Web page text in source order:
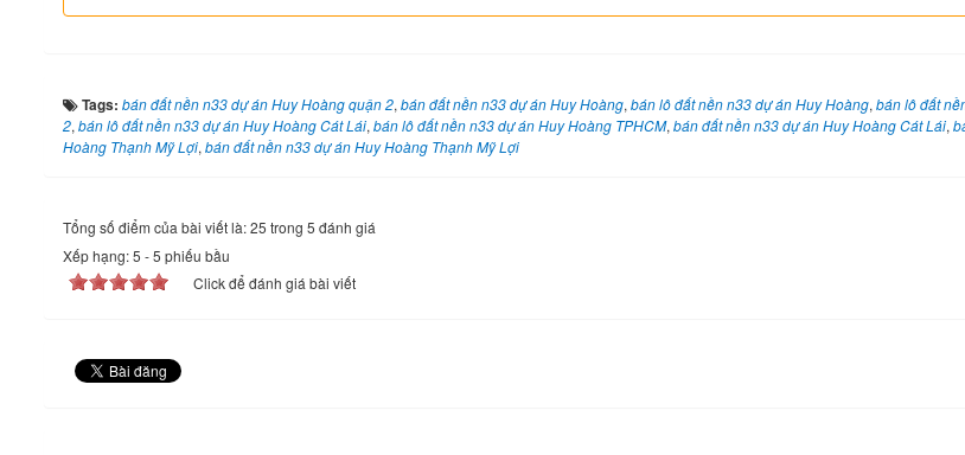
Tags: bán đất nền n33 dự án Huy Hoàng quận 2, bán đất nền n33 dự án Huy Hoàng, bán lô đất nền n33 dự án Huy Hoàng, bán lô đất
2, bán lô đất nền n33 dự án Huy Hoàng Cát Lái, bán lô đất nền n33 dự án Huy Hoàng TPHCM, bán đất nền n33 dự án Huy Hoàng Cát Lái,
Hoàng Thạnh Mỹ Lợi, bán đất nền n33 dự án Huy Hoàng Thạnh Mỹ Lợi
Tổng số điểm của bài viết là: 25 trong 5 đánh giá
Xếp hạng:5 -5 phiếu bầu
Click để đánh giá bài viết